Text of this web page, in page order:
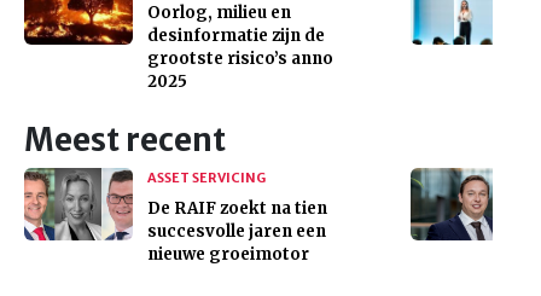
Oorlog, milieu en
desinformatie zijn de
grootste risico’s anno
2025
Meest recent
ASSET SERVICING
De RAIF zoekt na tien
succesvolle jaren een
nieuwe groeimotor